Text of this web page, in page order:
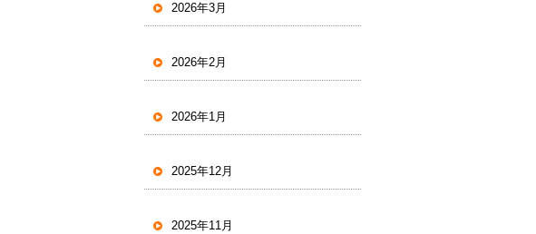
2026年3月
2026年2月
2026年1月
2025年12月
2025年11月